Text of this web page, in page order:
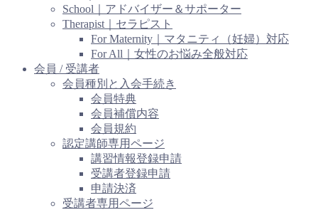
School｜アドバイザー＆サポーター
Therapist｜セラピスト
For Maternity｜マタニティ（妊婦）対応
For All｜女性のお悩み全般対応
会員 / 受講者
会員種別と入会手続き
会員特典
会員補償内容
会員規約
認定講師専用ページ
講習情報登録申請
受講者登録申請
申請決済
受講者専用ページ